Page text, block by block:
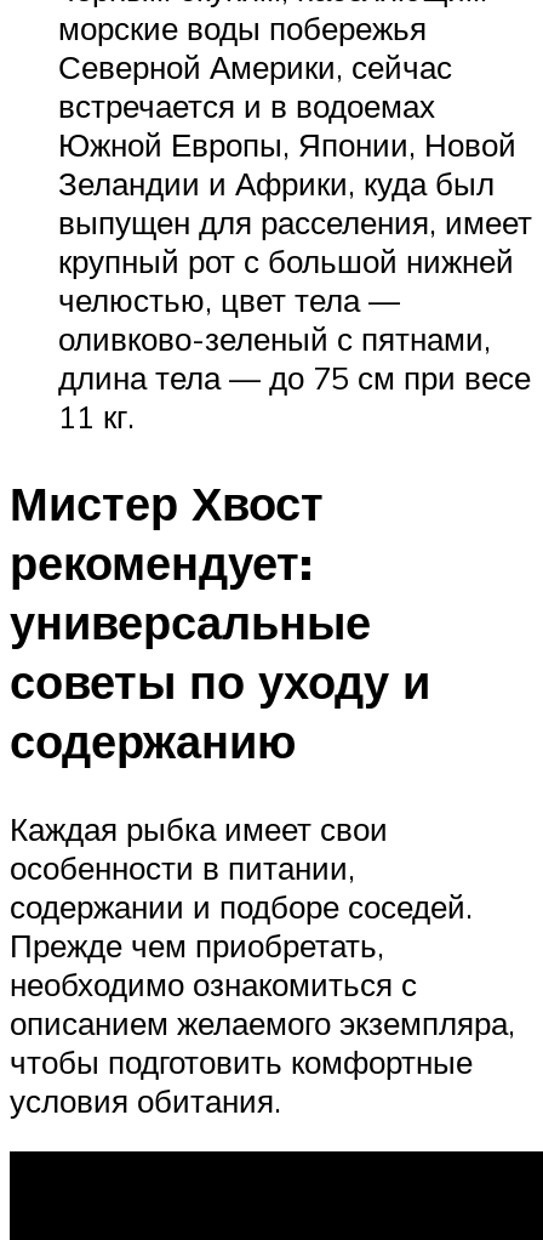
морские воды побережья
Северной Америки, сейчас
встречается и в водоемах
Южной Европы, Японии, Новой
Зеландии и Африки, куда был
выпущен для расселения, имеет
крупный рот с большой нижней
челюстью, цвет тела —
оливково-зеленый с пятнами,
длина тела — до 75 см при весе
11 кг.
Мистер Хвост
рекомендует:
универсальные
советы по уходу и
содержанию
Каждая рыбка имеет свои
особенности в питании,
содержании и подборе соседей.
Прежде чем приобретать,
необходимо ознакомиться с
описанием желаемого экземпляра,
чтобы подготовить комфортные
условия обитания.